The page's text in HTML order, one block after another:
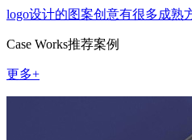
logo设计的图案创意有很多成熟
Case Works推荐案例
更多+